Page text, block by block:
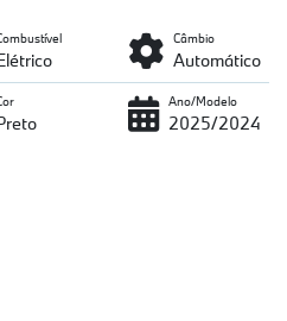
Câmbio
Automático
Ano/Modelo
2025/2024